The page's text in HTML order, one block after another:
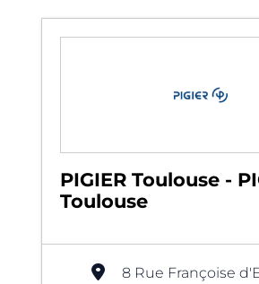
PIGIER Toulouse -
Toulouse
8 Rue Françoise